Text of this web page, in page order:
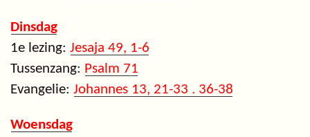
Dinsdag
1e lezing: Jesaja 49, 1-6
Tussenzang: Psalm 71
Evangelie: Johannes 13, 21-33 . 36-38
Woensdag